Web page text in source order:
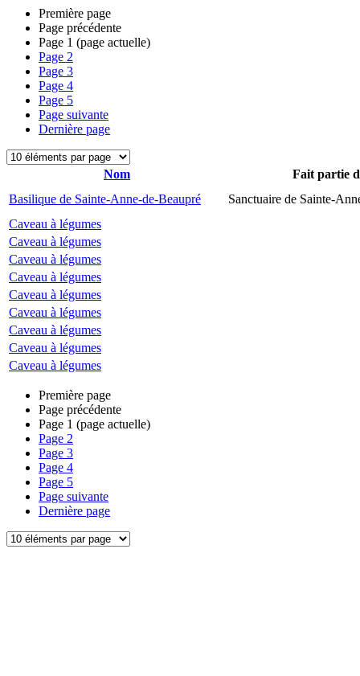
Première page
Page précédente
Page 1 (page actuelle)
Page 2
Page 3
Page 4
Page 5
Page suivante
Dernière page
Nom
Fait partie
Basilique de Sainte-Anne-de-Beaupré
Sanctuaire de Sainte-
Caveau à légumes
Caveau à légumes
Caveau à légumes
Caveau à légumes
Caveau à légumes
Caveau à légumes
Caveau à légumes
Caveau à légumes
Caveau à légumes
Première page
Page précédente
Page 1 (page actuelle)
Page 2
Page 3
Page 4
Page 5
Page suivante
Dernière page